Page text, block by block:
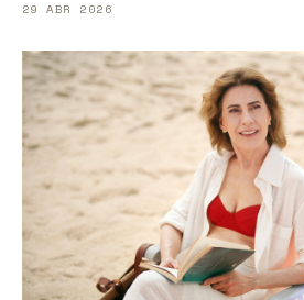
29 ABR 2026